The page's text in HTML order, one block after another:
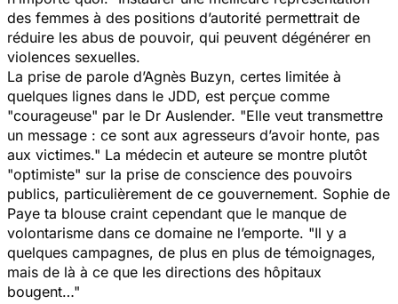
des femmes à des positions d’autorité permettrait de
réduire les abus de pouvoir, qui peuvent dégénérer en
violences sexuelles.
La prise de parole d’Agnès Buzyn, certes limitée à
quelques lignes dans le JDD, est perçue comme
"courageuse" par le Dr Auslender. "Elle veut transmettre
un message : ce sont aux agresseurs d’avoir honte, pas
aux victimes." La médecin et auteure se montre plutôt
"optimiste" sur la prise de conscience des pouvoirs
publics, particulièrement de ce gouvernement. Sophie de
Paye ta blouse craint cependant que le manque de
volontarisme dans ce domaine ne l’emporte. "Il y a
quelques campagnes, de plus en plus de témoignages,
mais de là à ce que les directions des hôpitaux
bougent…"